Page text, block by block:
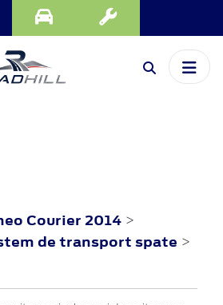
Courier 2014 >
de transport spate >